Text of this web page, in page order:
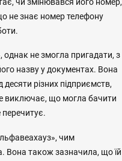
не знає номер телефону
однак не змогла пригадати, з
назву у документах. Вона
різних підприємств,
виключає, що могла бачити
перечитує.
чим
Вона також зазначила, що їй